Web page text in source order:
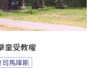
童受教權
司馬庫斯